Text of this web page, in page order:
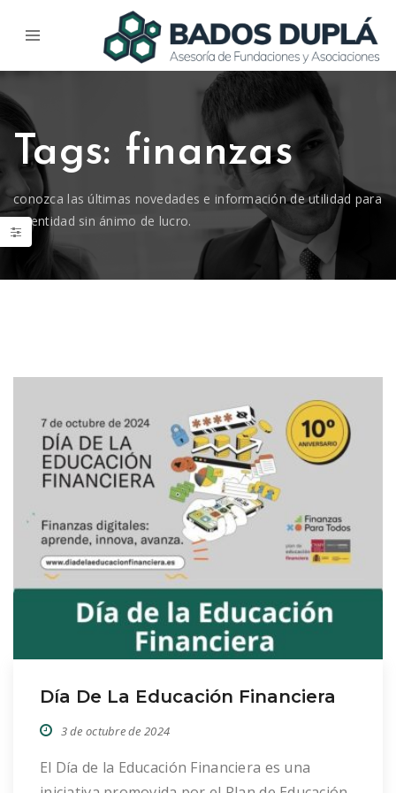
Tags: finanzas
conozca las últimas novedades e información de utilidad para
su entidad sin ánimo de lucro.
Día De La Educación Financiera
3 de octubre de 2024
El Día de la Educación Financiera es una